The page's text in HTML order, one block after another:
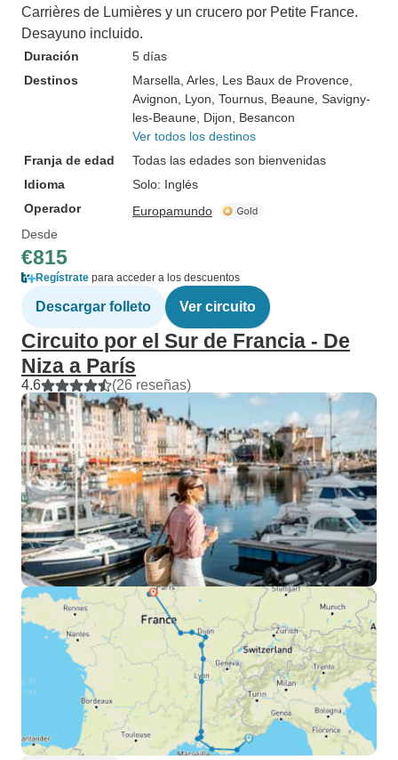
Carrières de Lumières y un crucero por Petite France.
Desayuno incluido.
Duración
5 días
Destinos
Marsella , Arles , Les Baux de Provence
Avignon , Lyon , Tournus , Beaune , Savigny-
les-Beaune , Dijon , Besancon
Ver todos los destinos
Franja de edad
Todas las edades son bienvenidas
Idioma
Solo: Inglés
Operador
Europamundo
Desde
€815
Regístrate para acceder a los descuentos
Descargar folleto Ver circuito
Circuito por el Sur de Francia - De
Niza a París
4.6 (26 reseñas)